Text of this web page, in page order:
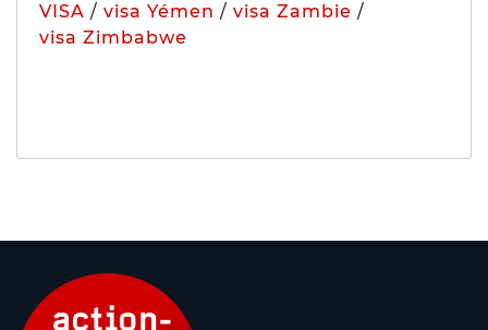
VISA / visa Yémen / visa Zambie /
visa Zimbabwe